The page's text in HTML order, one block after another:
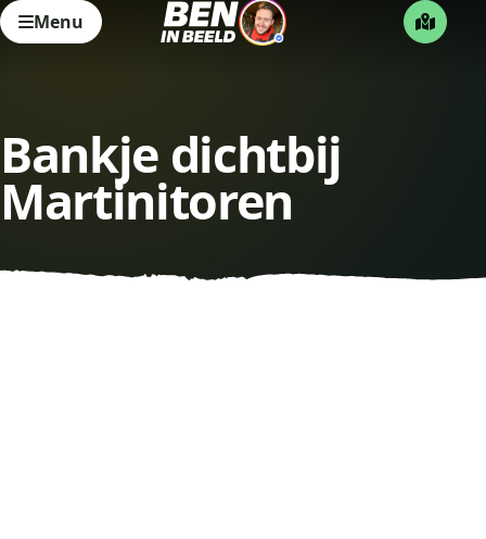
Menu
Bankje dichtbij
Martinitoren